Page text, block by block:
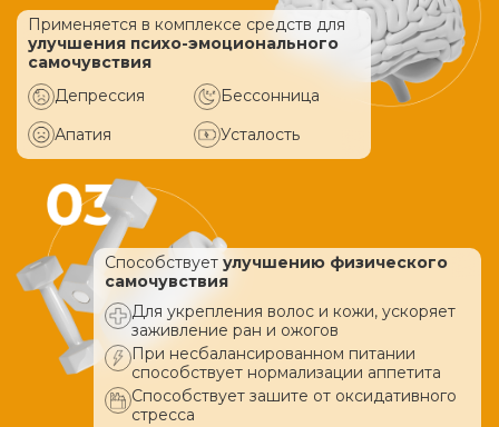
Применяется в комплексе средств для
улучшения психо-эмоционального
самочувствия
Депрессия
Бессонница
Апатия
Усталость
Способствует улучшению физического
самочувствия
Для укрепления волос и кожи, ускоряет
заживление ран и ожогов
При несбалансированном питании
способствует нормализации аппетита
Способствует зашите от оксидативного
стресса